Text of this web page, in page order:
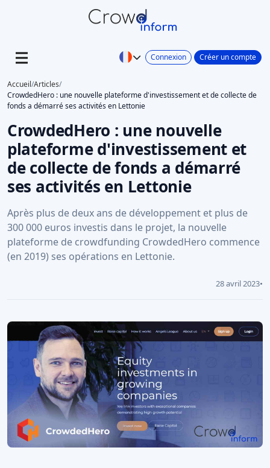
Connexion Créer un compte
Accueil/Articles/
CrowdedHero : une nouvelle plateforme d'investissement et de collecte de
fonds a démarré ses activités en Lettonie
CrowdedHero : une nouvelle
plateforme d'investissement et
de collecte de fonds a démarré
ses activités en Lettonie
Après plus de deux ans de développement et plus de
300 000 euros investis dans le projet, la nouvelle
plateforme de crowdfunding CrowdedHero commence
(en 2019) ses opérations en Lettonie.
28 avril 2023•